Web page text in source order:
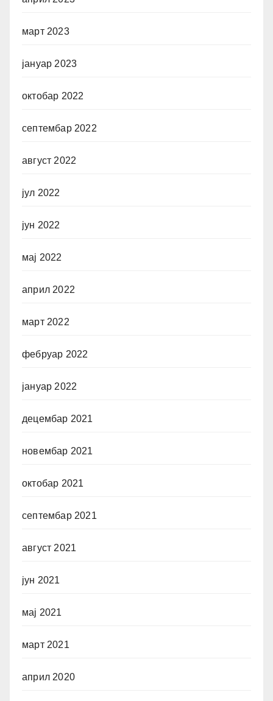
март 2023
јануар 2023
октобар 2022
септембар 2022
август 2022
јул 2022
јун 2022
мај 2022
април 2022
март 2022
фебруар 2022
јануар 2022
децембар 2021
новембар 2021
октобар 2021
септембар 2021
август 2021
јун 2021
мај 2021
март 2021
април 2020